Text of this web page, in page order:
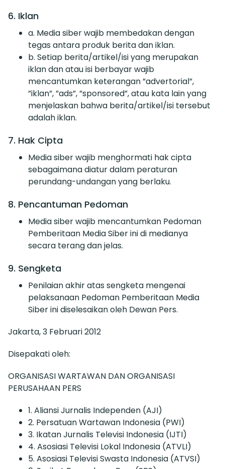
6. Iklan
a. Media siber wajib membedakan dengan
tegas antara produk berita dan iklan.
b. Setiap berita/artikel/isi yang merupakan
iklan dan atau isi berbayar wajib
mencantumkan keterangan ”advertorial”,
”iklan”, ”ads”, ”sponsored”, atau kata lain yang
menjelaskan bahwa berita/artikel/isi tersebut
adalah iklan.
7. Hak Cipta
Media siber wajib menghormati hak cipta
sebagaimana diatur dalam peraturan
perundang-undangan yang berlaku.
8. Pencantuman Pedoman
Media siber wajib mencantumkan Pedoman
Pemberitaan Media Siber ini di medianya
secara terang dan jelas.
9. Sengketa
Penilaian akhir atas sengketa mengenai
pelaksanaan Pedoman Pemberitaan Media
Siber ini diselesaikan oleh Dewan Pers.
Jakarta, 3 Februari 2012
Disepakati oleh:
ORGANISASI WARTAWAN DAN ORGANISASI
PERUSAHAAN PERS
1. Aliansi Jurnalis Independen (AJI)
2. Persatuan Wartawan Indonesia (PWI)
3. Ikatan Jurnalis Televisi Indonesia (IJTI)
4. Asosiasi Televisi Lokal Indonesia (ATVLI)
5. Asosiasi Televisi Swasta Indonesia (ATVSI)